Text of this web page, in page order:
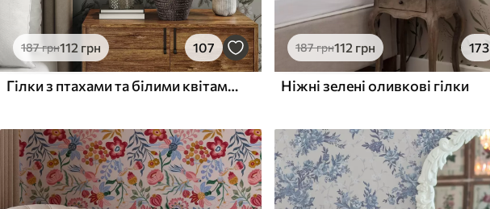
187грн112 грн 107
Гілки з птахами та білими квітами на ніжному тлі
187грн112 грн 173
Ніжні зелені оливкові гілки